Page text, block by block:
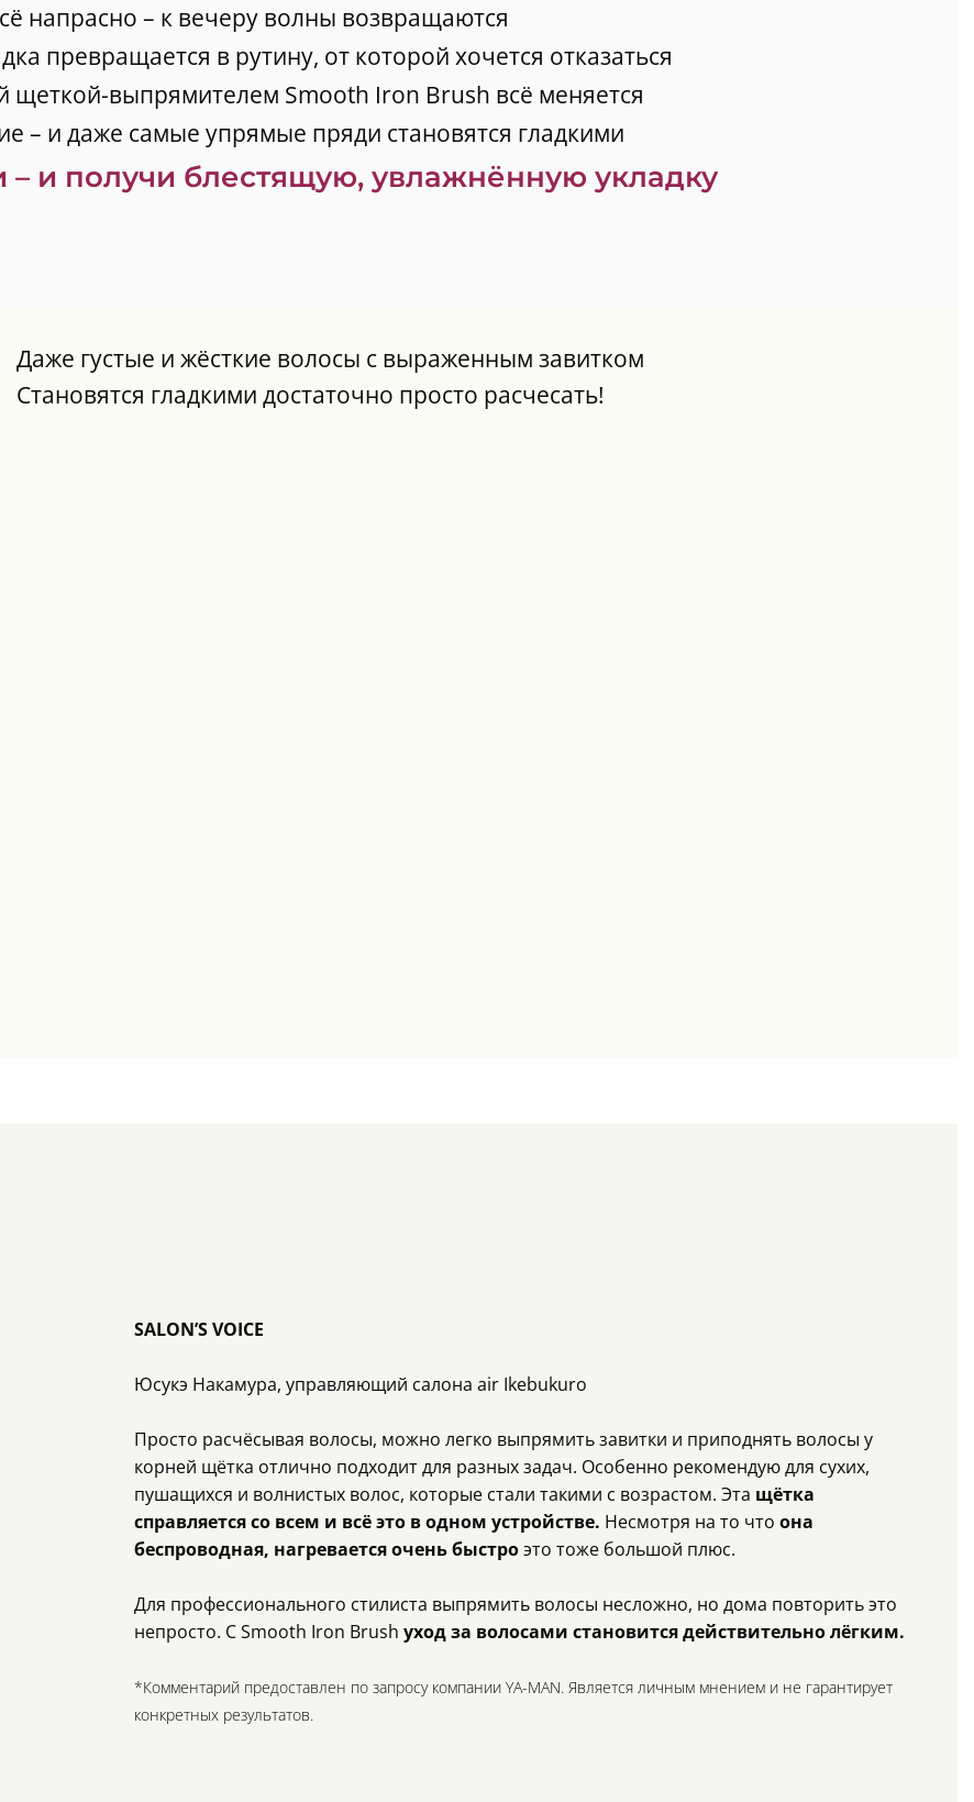
напрасно – к вечеру волны возвращаются
превращается в рутину, от которой хочется отказаться
щеткой-выпрямителем Smooth Iron Brush всё меняется
– и даже самые упрямые пряди становятся гладкими
– и получи блестящую, увлажнённую укладку
Даже густые и жёсткие волосы с выраженным завитком
Становятся гладкими достаточно просто расчесать!
SALON’S VOICE
Юсукэ Накамура, управляющий салона air Ikebukuro
Просто расчёсывая волосы, можно легко выпрямить завитки и приподнять волосы у
корней щётка отлично подходит для разных задач. Особенно рекомендую для сухих,
пушащихся и волнистых волос, которые стали такими с возрастом. Эта щётка
справляется со всем и всё это в одном устройстве. Несмотря на то что она
беспроводная, нагревается очень быстроэто тоже большой плюс.
Для профессионального стилиста выпрямить волосы несложно, но дома повторить это
непросто. С Smooth Iron Brush уход за волосами становится действительно лёгким.
*Комментарий предоставлен по запросу компании YA-MAN. Является личным мнением и не гарантирует
конкретных результатов.